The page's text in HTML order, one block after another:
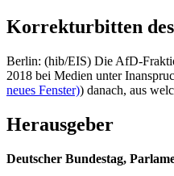
Korrekturbitten
Berlin: (hib/EIS) Die AfD-
2018 bei Medien unter
neues Fenster)) danach, aus
Herausgeber
Deutscher Bundestag,